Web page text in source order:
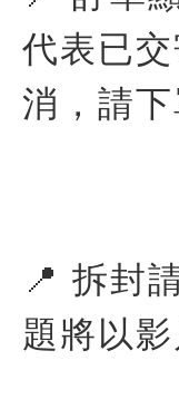
代表已
消，請
📍 拆封
題將以